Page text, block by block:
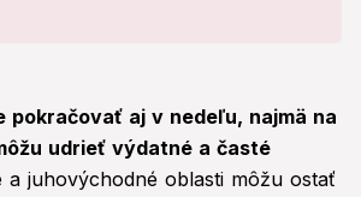
pokračovať aj v nedeľu, najmä na
udrieť výdatné a časté
a juhovýchodné oblasti môžu ostať